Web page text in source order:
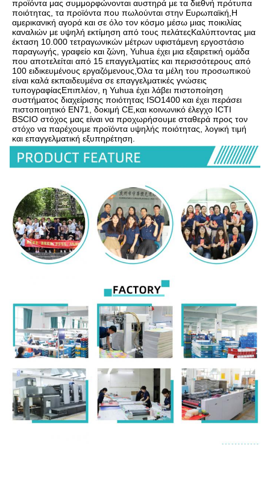
προϊόντα μας συμμορφώνονται αυστηρά με τα διεθνή πρότυπα
ποιότητας, τα προϊόντα που πωλούνται στην Ευρωπαϊκή,Η
αμερικανική αγορά και σε όλο τον κόσμο μέσω μιας ποικιλίας
καναλιών με υψηλή εκτίμηση από τους πελάτεςΚαλύπτοντας μια
έκταση 10.000 τετραγωνικών μέτρων υφιστάμενη εργοστάσιο
παραγωγής, γραφείο και ζώνη, Yuhua έχει μια εξαιρετική ομάδα
που αποτελείται από 15 επαγγελματίες και περισσότερους από
100 ειδικευμένους εργαζόμενους,Όλα τα μέλη του προσωπικού
είναι καλά εκπαιδευμένα σε επαγγελματικές γνώσεις
τυπογραφίαςΕπιπλέον, η Yuhua έχει λάβει πιστοποίηση
συστήματος διαχείρισης ποιότητας ISO1400 και έχει περάσει
πιστοποιητικό EN71, δοκιμή CE,και κοινωνικό έλεγχο ICTI
BSCIΟ στόχος μας είναι να προχωρήσουμε σταθερά προς τον
στόχο να παρέχουμε προϊόντα υψηλής ποιότητας, λογική τιμή
και επαγγελματική εξυπηρέτηση.